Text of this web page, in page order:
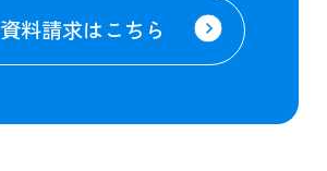
資料請求はこちら